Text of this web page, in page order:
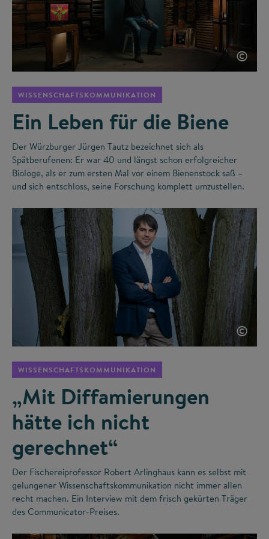
©
WISSENSCHAFTSKOMMUNIKATION
Ein Leben für die Biene
Der Würzburger Jürgen Tautz bezeichnet sich als
Spätberufenen: Er war 40 und längst schon erfolgreicher
Biologe, als er zum ersten Mal vor einem Bienenstock saß –
und sich entschloss, seine Forschung komplett umzustellen.
©
WISSENSCHAFTSKOMMUNIKATION
„Mit Diffamierungen
hätte ich nicht
gerechnet“
Der Fischereiprofessor Robert Arlinghaus kann es selbst mit
gelungener Wissenschaftskommunikation nicht immer allen
recht machen. Ein Interview mit dem frisch gekürten Träger
des Communicator-Preises.